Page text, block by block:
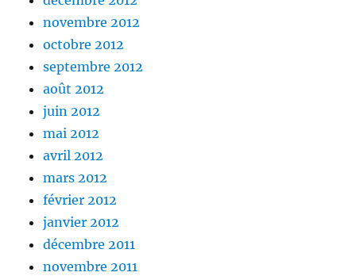
novembre 2012
octobre 2012
septembre 2012
août 2012
juin 2012
mai 2012
avril 2012
mars 2012
février 2012
janvier 2012
décembre 2011
novembre 2011